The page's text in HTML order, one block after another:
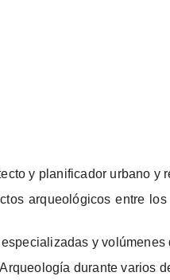
y planificador urbano y
arqueológicos entre
y
durante varios